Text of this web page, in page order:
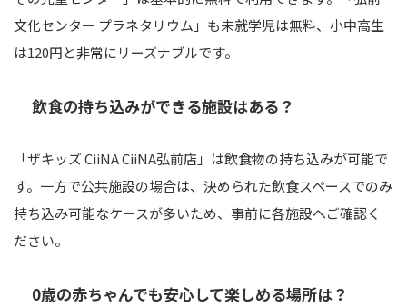
文化センター プラネタリウム」も未就学児は無料、小中高生
は120円と非常にリーズナブルです。
飲食の持ち込みができる施設はある？
「ザキッズ CiiNA CiiNA弘前店」は飲食物の持ち込みが可能で
す。一方で公共施設の場合は、決められた飲食スペースでのみ
持ち込み可能なケースが多いため、事前に各施設へご確認く
ださい。
0歳の赤ちゃんでも安心して楽しめる場所は？